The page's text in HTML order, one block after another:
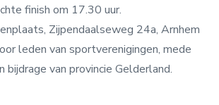
finish om 17.30 uur.
Zijpendaalseweg 24a, Arnhem
leden van sportverenigingen, mede
bijdrage van provincie Gelderland.